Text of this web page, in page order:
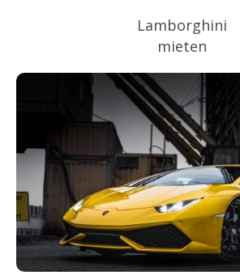
Lamborghini
mieten